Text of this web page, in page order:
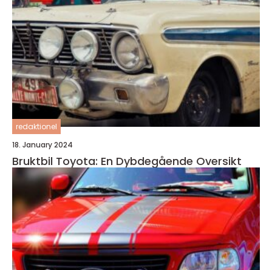
redaktionel
18. January 2024
Bruktbil Toyota: En Dybdegående Oversikt